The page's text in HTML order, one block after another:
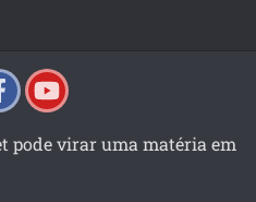
pode virar uma matéria em